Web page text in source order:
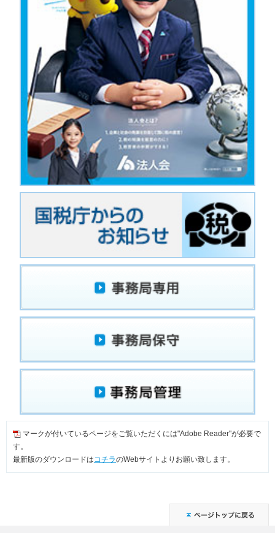
マークが付いているページをご覧いただくには"Adobe Reader"が必要で
す。
最新版のダウンロードはコチラのWebサイトよりお願い致します。